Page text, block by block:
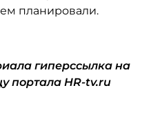
планировали.
гиперссылка на
портала HR-tv.ru